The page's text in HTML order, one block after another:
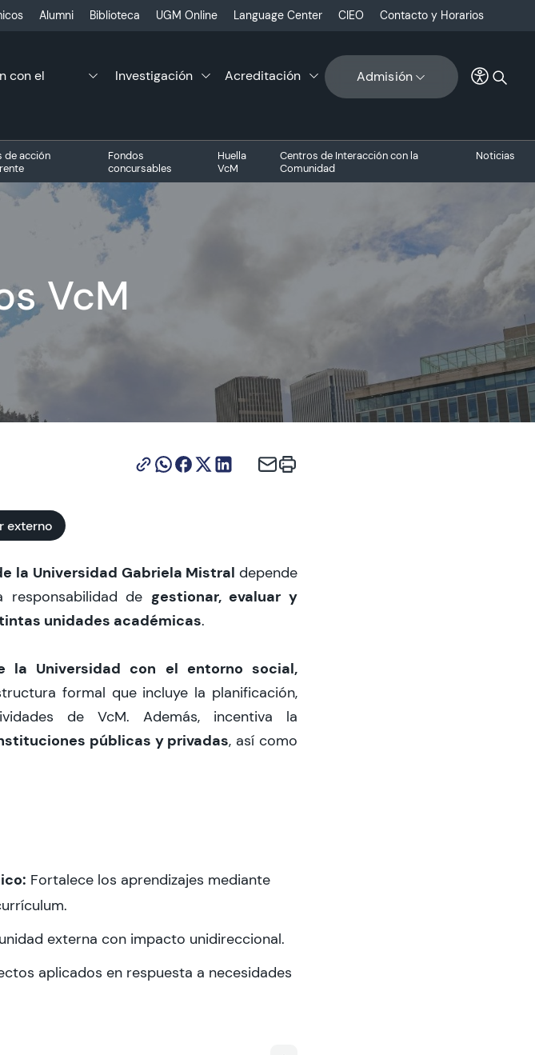
Alumni Biblioteca UGM Online Language Center CIEO Contacto y Horarios
con el
Investigación Acreditación Admisión
de acción
Fondos
concursables
Huella
VcM
Centros de Interacción con la
Comunidad
Noticias
VcM
externo
la Universidad Gabriela Mistral depende
responsabilidad de gestionar, evaluar y
unidades académicas.
Universidad con el entorno social,
formal que incluye la planificación,
de VcM. Además, incentiva la
públicas y privadas, así como
Fortalece los aprendizajes mediante
externa con impacto unidireccional.
aplicados en respuesta a necesidades